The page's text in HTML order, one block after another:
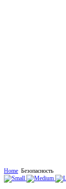
Home Безопасность